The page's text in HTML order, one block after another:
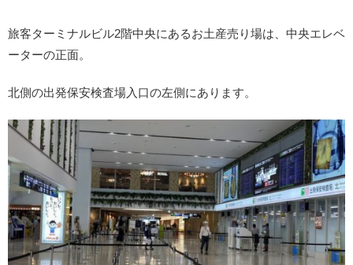
旅客ターミナルビル2階中央にあるお土産売り場は、中央エレベ
ーターの正面。
北側の出発保安検査場入口の左側にあります。